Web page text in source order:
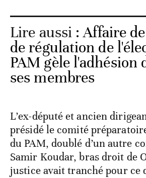
Lire aussi :Affaire
de régulation de
PAM gèle l'adhésion
ses membres
L’ex-député et ancien
présidé le comité
du PAM, doublé d’un autre
Samir Koudar, bras droit de
justice avait tranché pour ce